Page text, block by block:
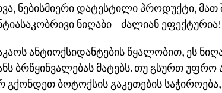
ნებისმიერი დატესტილი პროდუქტი,
ნიღაბი – ძალიან ეფექტურია!
ანტიოქსიდანტების წყალობით, ეს
ბრწყინვალებას მატებს. თუ გსურთ
გქონდეთ ბოტოქსის გაკეთების